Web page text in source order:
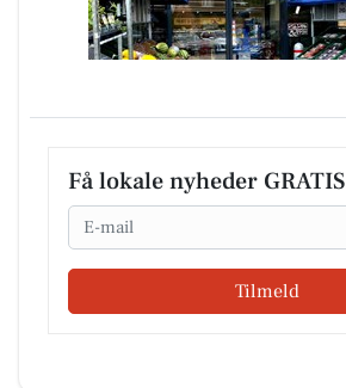
Få lokale nyheder GRATIS
Email
Tilmeld